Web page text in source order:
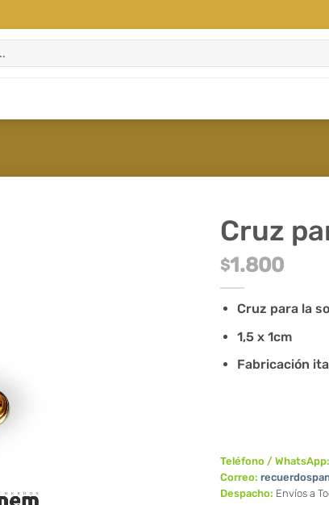
Cruz
$1.800
Cruz para la
1,5 x 1cm
Fabricación
Teléfono / WhatsApp:
Correo:
Despacho: Envíos a